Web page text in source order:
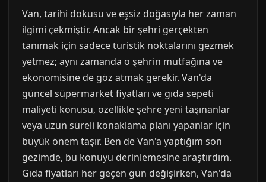
Van, tarihi dokusu ve eşsiz doğasıyla her zaman
ilgimi çekmiştir. Ancak bir şehri gerçekten
tanımak için sadece turistik noktalarını gezmek
yetmez; aynı zamanda o şehrin mutfağına ve
ekonomisine de göz atmak gerekir. Van'da
güncel süpermarket fiyatları ve gıda sepeti
maliyeti konusu, özellikle şehre yeni taşınanlar
veya uzun süreli konaklama planı yapanlar için
büyük önem taşır. Ben de Van'a yaptığım son
gezimde, bu konuyu derinlemesine araştırdım.
Gıda fiyatları her geçen gün değişirken, Van'da